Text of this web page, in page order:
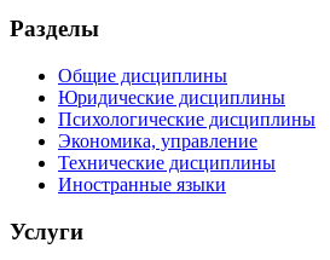
Разделы
Общие дисциплины
Юридические дисциплины
Психологические дисциплины
Экономика, управление
Технические дисциплины
Иностранные языки
Услуги